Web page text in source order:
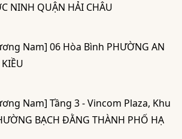
NINH QUẬN HẢI CHÂU
Nam] 06 Hòa Bình PHƯỜNG AN
Nam] Tầng 3 - Vincom Plaza, Khu
BẠCH ĐẰNG THÀNH PHỐ HẠ